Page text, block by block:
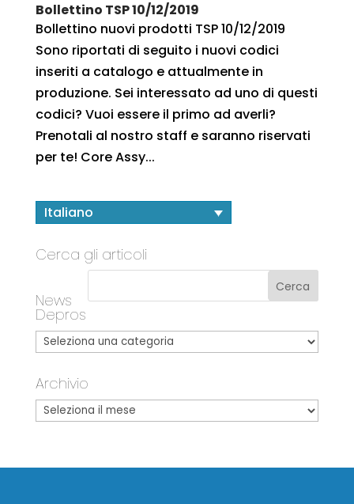
Bollettino TSP 10/12/2019
Bollettino nuovi prodotti TSP 10/12/2019
Sono riportati di seguito i nuovi codici
inseriti a catalogo e attualmente in
produzione. Sei interessato ad uno di questi
codici? Vuoi essere il primo ad averli?
Prenotali al nostro staff e saranno riservati
per te! Core Assy...
Italiano
Cerca gli articoli
News
Depros
Archivio